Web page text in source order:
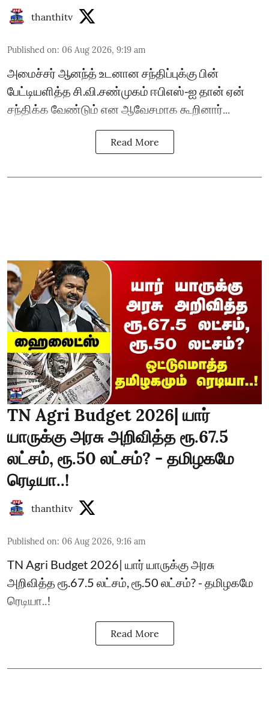
thanthitv
Published on: 06 Aug 2026, 9:19 am
அமைச்சர் ஆனந்த் உடனான சந்திப்புக்கு பின்
பேட்டியளித்த சி.வி.சண்முகம் ஈபிஎஸ்-ஐ தான் ஏன்
சந்திக்க வேண்டும் என ஆவேசமாக கூறினார்...
Read More
TN Agri Budget 2026| யார்
யாருக்கு அரசு அறிவித்த ரூ.67.5
லட்சம், ரூ.50 லட்சம்? - தமிழகமே
ரெடியா..!
thanthitv
Published on: 06 Aug 2026, 9:16 am
TN Agri Budget 2026| யார் யாருக்கு அரசு
அறிவித்த ரூ.67.5 லட்சம், ரூ.50 லட்சம்? - தமிழகமே
ரெடியா..!
Read More